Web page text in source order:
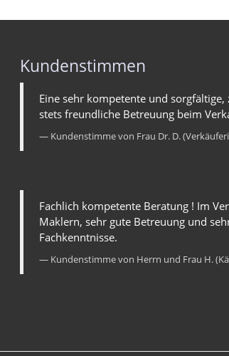
Kundenstimmen
Eine sehr kompetente und sorgfältige,
stets freundliche Betreuung beim
Kundenstimme von Frau Dr. D.
Fachlich kompetente Beratung ! Im
Maklern, sehr gute Betreuung und
Fachkenntnisse.
Kundenstimme von Herrn und Frau H.